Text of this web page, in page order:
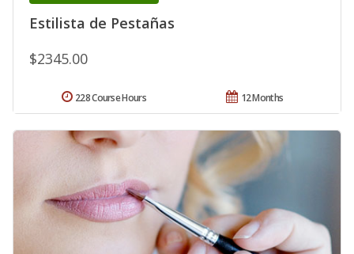
Estilista de Pestañas
$2345.00
12 Months
228 Course Hours